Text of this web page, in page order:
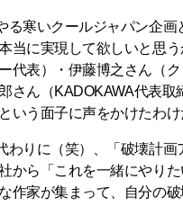
る寒いクールジャパン企
当に実現して欲しいと思
代表）・伊藤博之さん（
さん（KADOKAWA代表取
いう面子に声をかけたわ
わりに（笑）、「破壊計
から「これを一緒にやり
作家が集まって、自分の